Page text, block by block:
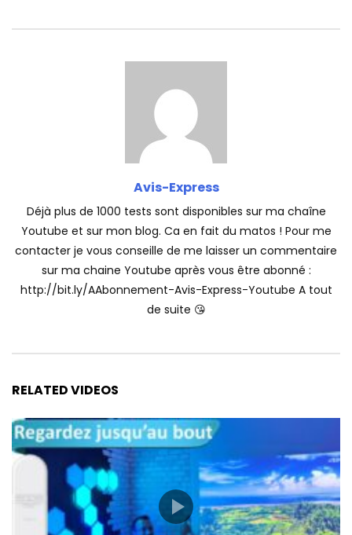
Avis-Express
Déjà plus de 1000 tests sont disponibles sur ma chaîne
Youtube et sur mon blog. Ca en fait du matos ! Pour me
contacter je vous conseille de me laisser un commentaire
sur ma chaine Youtube après vous être abonné :
http://bit.ly/AAbonnement-Avis-Express-Youtube A tout
de suite 😘
RELATED VIDEOS